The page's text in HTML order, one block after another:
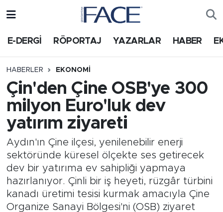
E-DERGİ RÖPORTAJ YAZARLAR HABER
HABERLER EKONOMI
Çin'den Çine OSB'ye 300
milyon Euro'luk dev
yatırım ziyareti
Aydın'ın Çine ilçesi, yenilenebilir enerji
sektöründe küresel ölçekte ses getirecek
dev bir yatırıma ev sahipliği yapmaya
hazırlanıyor. Çinli bir iş heyeti, rüzgâr türbini
kanadı üretimi tesisi kurmak amacıyla Çine
Organize Sanayi Bölgesi'ni (OSB) ziyaret
HABER
Nöbetçi Eczaneler
Trafik Durumu
Süper Lig Puan Durumu ve Fikstür
Tüm Manşetler
Son Dakika Haberleri
Haber Arşivi